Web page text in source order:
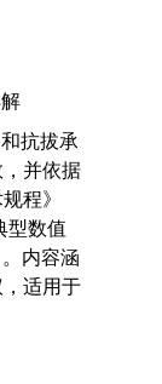
抗拔承
并依据
程》
型数值
内容涵
适用于